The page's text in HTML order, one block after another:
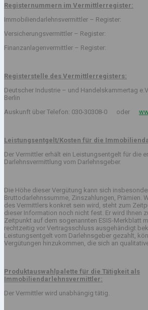
Registernummern im Vermittlerregister:
Immobiliendarlehnsvermittler –
Versicherungsvermittler – Register:
Finanzanlagenvermittler – Register:
Registerstelle des Vermittlerregisters:
Deutscher Industrie – und Handelskammertag
Berlin
Auskunft über Telefon: 030-30308-0 oder
Leistungsentgelt/Kosten für die
Der Vermittler erhält ein Leistungsentgelt für die
Darlehnsvermittlung vom Darlehnsgeber.
Die Höhe dieser Vergütung kann sich
Bruttodarlehnssumme, Zinszahlungen, Prämien.
des Vermittlers konkret sein wird, steht zum
dieser Information noch nicht fest. Er wird Ihnen
Zeitpunkt auf dem sogenannten ESIS-Merkblatt
rechtzeitig vor Vertragsschluss ausgehändigt
Leistungsentgelt vom Darlehnsgeber gezahlt,
Vergütungen hinzukommen, die sich an
Produktauswahlpalette für die Tätigkeit als
Immobiliendarlehnsvermittler:
Der Vermittler wird unabhängig tätig.